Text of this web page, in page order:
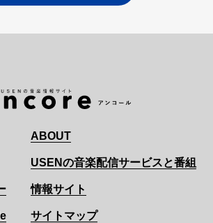
ABOUT
USENの音楽配信サービスと番組
情報サイト
サイトマップ